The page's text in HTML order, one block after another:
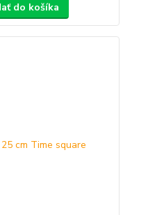
do košíka